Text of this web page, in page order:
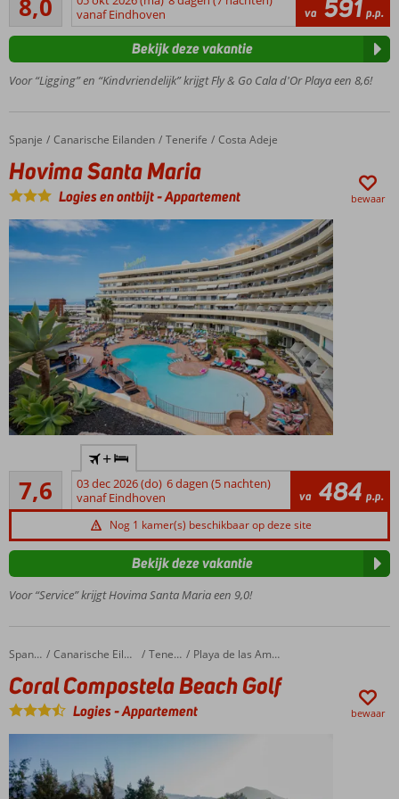
voor
de
familie!
voor jong &
Splash
Park voor
de kids
Mooie
strandjes
in de
Ontbijt
ook
mogelijk
8,0
34
beoordelingenvanaf Eindhoven
va 591 p.p.
Voor “Ligging” en “Kindvriendelijk” krijgt Fly & Go Cala d'Or Playa een 8,6!
Bekijk deze vakantie
Home
Spanje Canarische Eilanden Tenerife Costa Adeje
Hovima Santa Maria
Hovima Santa Maria
Logies en ontbijt-Appartement bewaar
strand
en de
haven
Colón
Op
slechts
van
Adeje
Ruime studio's
en
appartementen
Half-,
Volpension
7,6
Goed
5
beoordelingen
+
03 dec 2026 (do) 6 dagen (5 nachten)
vanaf Eindhoven
va 484 p.p.
Nog 1 kamer(s) beschikbaar op deze site
Voor “Service” krijgt Hovima Santa Maria een 9,0!
Bekijk deze vakantie
Home Spanje Canarische Eilanden Tenerife Playa de las Americas
Coral Compostela Beach Golf
Coral Compostela Beach Golf
Logies-Appartement bewaar